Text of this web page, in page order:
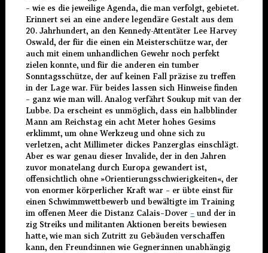
– wie es die jeweilige Agenda, die man verfolgt, gebietet.
Erinnert sei an eine andere legendäre Gestalt aus dem
20. Jahrhundert, an den Kennedy-Attentäter Lee Harvey
Oswald, der für die einen ein Meisterschütze war, der
auch mit einem unhandlichen Gewehr noch perfekt
zielen konnte, und für die anderen ein tumber
Sonntagsschütze, der auf keinen Fall präzise zu treffen
in der Lage war. Für beides lassen sich Hinweise finden
– ganz wie man will. Analog verfährt Soukup mit van der
Lubbe. Da erscheint es unmöglich, dass ein halbblinder
Mann am Reichstag ein acht Meter hohes Gesims
erklimmt, um ohne Werkzeug und ohne sich zu
verletzen, acht Millimeter dickes Panzerglas einschlägt.
Aber es war genau dieser Invalide, der in den Jahren
zuvor monatelang durch Europa gewandert ist,
offensichtlich ohne »Orientierungsschwierigkeiten«, der
von enormer körperlicher Kraft war – er übte einst für
einen Schwimmwettbewerb und bewältigte im Training
im offenen Meer die Distanz Calais–Dover – und der in
zig Streiks und militanten Aktionen bereits bewiesen
hatte, wie man sich Zutritt zu Gebäuden verschaffen
kann, den Freund:innen wie Gegner:innen unabhängig